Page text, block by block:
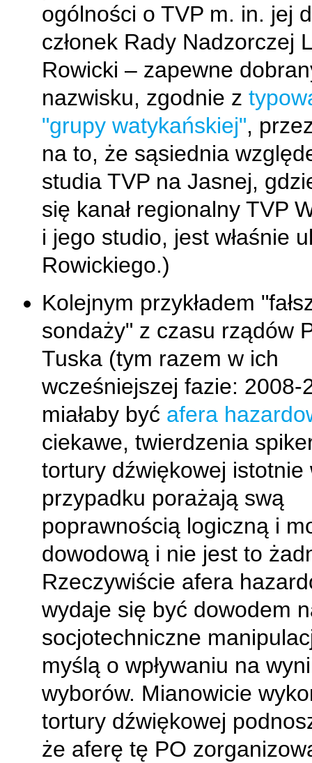
ogólności o TVP m. in. jej
członek Rady Nadzorczej
Rowicki – zapewne
nazwisku, zgodnie z
"grupy watykańskiej",
na to, że sąsiednia
studia TVP na Jasnej,
się kanał regionalny TVP
i jego studio, jest właśnie
Rowickiego.)
Kolejnym przykładem
sondaży" z czasu rządów
Tuska (tym razem w ich
wcześniejszej fazie: 2008-
miałaby być afera
ciekawe, twierdzenia
tortury dźwiękowej istotnie
przypadku porażają swą
poprawnością logiczną i
dowodową i nie jest to
Rzeczywiście afera
wydaje się być dowodem
socjotechniczne
myślą o wpływaniu na
wyborów. Mianowicie
tortury dźwiękowej
że aferę tę PO